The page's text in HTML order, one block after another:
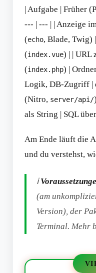
| Aufgabe | Früher
--- | --- | | Anzeige
(echo, Blade, Twig)
(index.vue) | | URL
(index.php) |
Logik, DB-Zugriff |
(Nitro, server/api/
als String | SQL
Am Ende läuft die
und du verstehst,
ℹ️
(am
Version), der
Terminal. Mehr